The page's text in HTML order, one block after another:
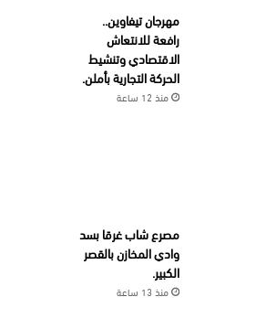
مهرجان تيفاوين..
رافعة للانتعاش
الاقتصادي وتنشيط
الحركة التجارية بأملن.
منذ 12 ساعة
مصرع شاب غرقا بسد
وادي المخازن بالقصر
الكبير.
منذ 13 ساعة